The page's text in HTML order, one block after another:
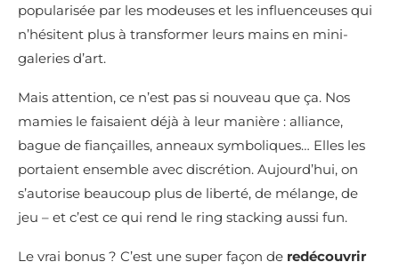
popularisée par les modeuses et les influenceuses qui
n’hésitent plus à transformer leurs mains en mini-
galeries d’art.
Mais attention, ce n’est pas si nouveau que ça. Nos
mamies le faisaient déjà à leur manière : alliance,
bague de fiançailles, anneaux symboliques… Elles les
portaient ensemble avec discrétion. Aujourd’hui, on
s’autorise beaucoup plus de liberté, de mélange, de
jeu – et c’est ce qui rend le ring stacking aussi fun.
Le vrai bonus ? C’est une super façon de redécouvrir